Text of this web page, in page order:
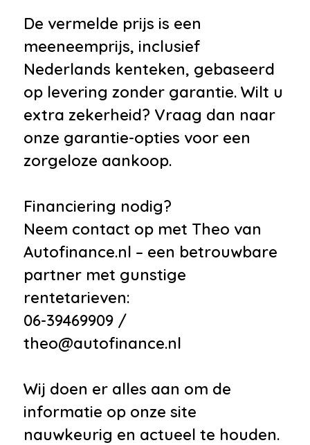
De vermelde prijs is een
meeneemprijs, inclusief
Nederlands kenteken, gebaseerd
op levering zonder garantie. Wilt u
extra zekerheid? Vraag dan naar
onze garantie-opties voor een
zorgeloze aankoop.
Financiering nodig?
Neem contact op met Theo van
Autofinance.nl – een betrouwbare
partner met gunstige
rentetarieven:
06-39469909 /
theo@autofinance.nl
Wij doen er alles aan om de
informatie op onze site
nauwkeurig en actueel te houden.